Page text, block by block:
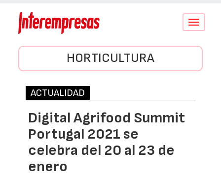
Conmutar
HORTICULTURA
ACTUALIDAD
Digital Agrifood Summit
Portugal 2021 se
celebra del 20 al 23 de
enero